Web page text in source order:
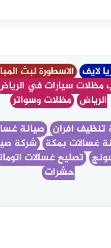
لايفالاسطورة لبث
مظلات سيارات في
الرياضمظلات وسواتر
افرانصيانة
غسالات بمكةشركة
تصليح غسالات
حشرات